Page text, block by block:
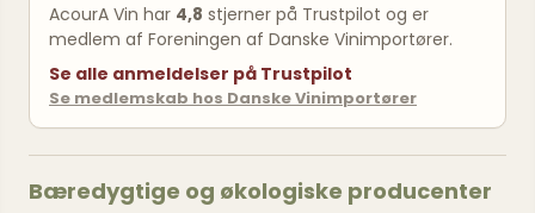
AcourA Vin har 4,8 stjerner på Trustpilot og er
medlem af Foreningen af Danske Vinimportører.
Se alle anmeldelser på Trustpilot
Se medlemskab hos Danske Vinimportører
Bæredygtige og økologiske producenter